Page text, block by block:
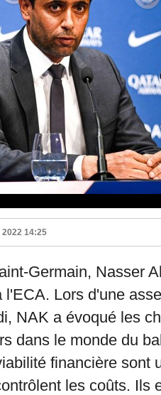
14:25
Germain, Nasser
l'ECA. Lors d'une
NAK a évoqué les
dans le monde du
financière sont
les coûts. Ils